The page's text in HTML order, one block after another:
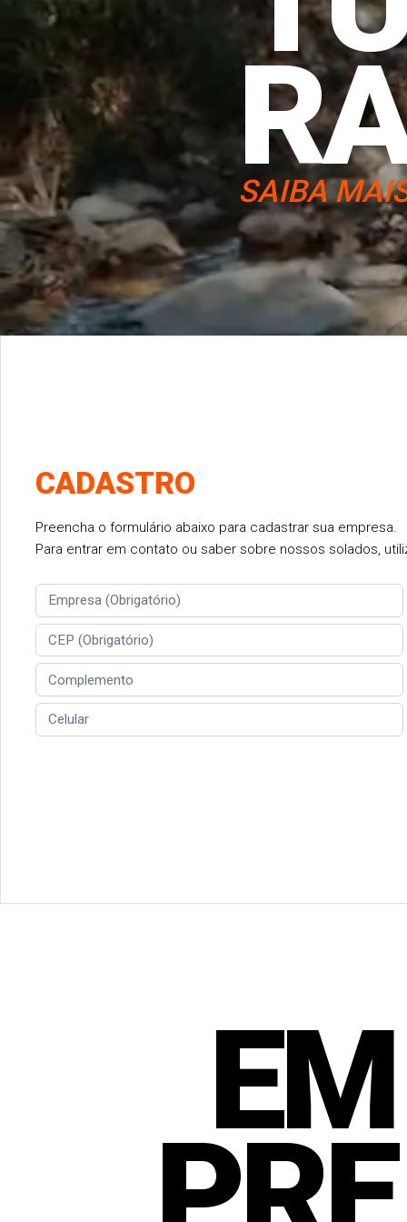
SAIBA
CADASTRO
Preencha o formulário abaixo para cadastrar sua empresa.
Para entrar em contato ou saber sobre nossos solados,
EM